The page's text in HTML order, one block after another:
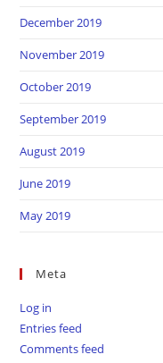
December 2019
November 2019
October 2019
September 2019
August 2019
June 2019
May 2019
Meta
Log in
Entries feed
Comments feed